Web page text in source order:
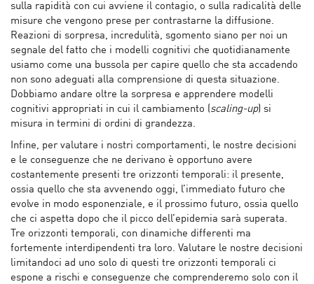
sulla rapidità con cui avviene il contagio, o sulla radicalità delle
misure che vengono prese per contrastarne la diffusione.
Reazioni di sorpresa, incredulità, sgomento siano per noi un
segnale del fatto che i modelli cognitivi che quotidianamente
usiamo come una bussola per capire quello che sta accadendo
non sono adeguati alla comprensione di questa situazione.
Dobbiamo andare oltre la sorpresa e apprendere modelli
cognitivi appropriati in cui il cambiamento (scaling-up) si
misura in termini di ordini di grandezza.
Infine, per valutare i nostri comportamenti, le nostre decisioni
e le conseguenze che ne derivano è opportuno avere
costantemente presenti tre orizzonti temporali: il presente,
ossia quello che sta avvenendo oggi, l’immediato futuro che
evolve in modo esponenziale, e il prossimo futuro, ossia quello
che ci aspetta dopo che il picco dell’epidemia sarà superata.
Tre orizzonti temporali, con dinamiche differenti ma
fortemente interdipendenti tra loro. Valutare le nostre decisioni
limitandoci ad uno solo di questi tre orizzonti temporali ci
espone a rischi e conseguenze che comprenderemo solo con il